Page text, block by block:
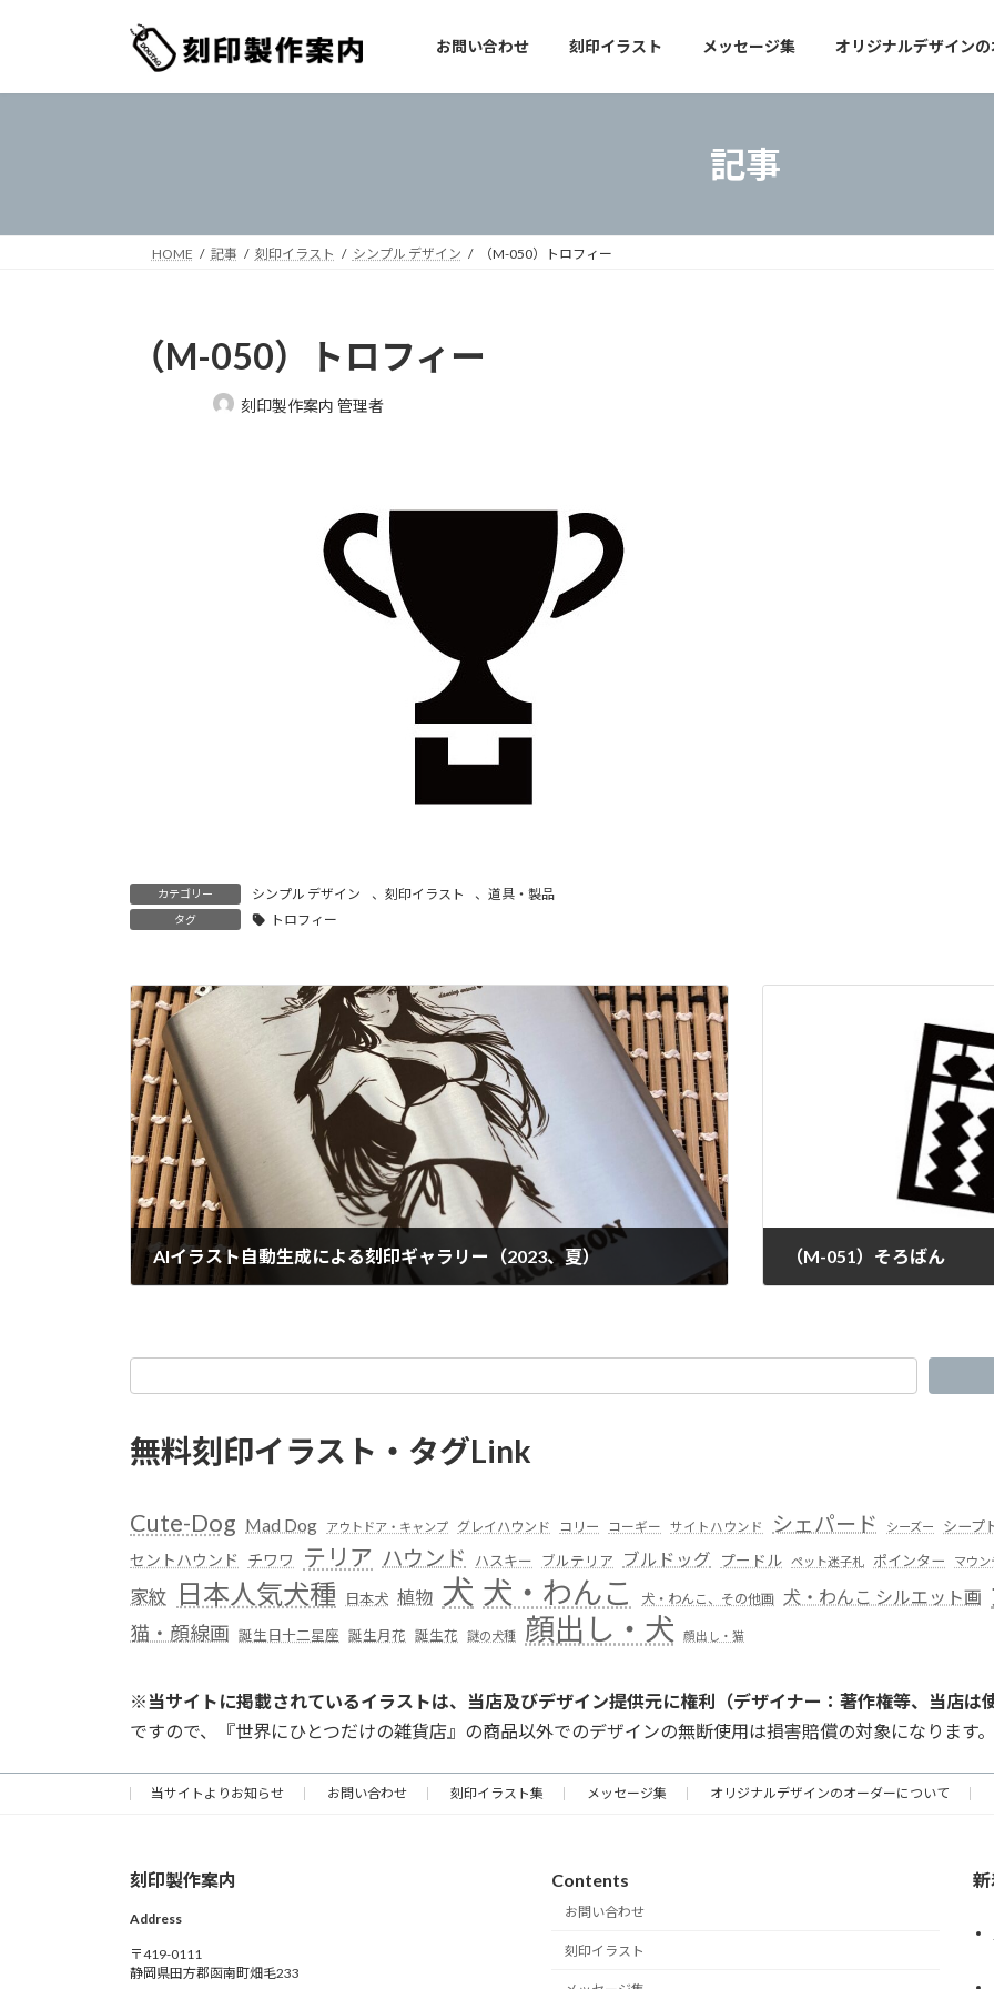
ン
ー
お問い合わせ 刻印イラスト メッセージ集 オリジナルデザイン
記事
HOME 記事 刻印イラスト シンプル デザイン （M-050）トロフィー
（M-050）トロフィー
最
刻印製作案内 管理者
カテゴリー シンプル デザイン 、 刻印イラスト 、道具・製品
タグ トロフィー
AIイラスト自動生成による刻印ギャラリー（2023、夏） （M-051）そろばん
無料刻印イラスト・タグLink
Cute-Dog Mad Dog アウトドア・キャンプ グレイハウンド コリー コーギー サイトハウンド シェパード シーズー シープ
セントハウンド チワワ テリア ハウンド ハスキー ブルテリア ブルドッグ プードル ペット迷子札 ポインター マウ
家紋 日本人気犬種 日本犬 植物 犬 犬・わんこ 犬・わんこ、その他画 犬・わんこ シルエット画
猫・顔線画 誕生日十二星座 誕生月花 誕生花 謎の犬種 顔出し・犬 顔出し・猫
※ 当サイトに掲載されているイラストは、当店及びデザイン提供元に権利（デザイナー：著作権等、当店は
ですので、『世界にひとつだけの雑貨店』の商品以外でのデザインの無断使用は損害賠償の対象になります。
当サイトよりお知らせ お問い合わせ 刻印イラスト集 メッセージ集 オリジナルデザインのオーダーについて
刻印製作案内
Address
〒419-0111
静岡県田方郡函南町畑毛233
Contents
お問い合わせ
刻印イラスト